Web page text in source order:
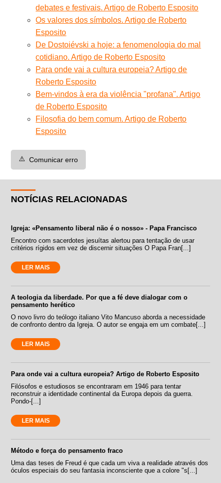
debates e festivais. Artigo de Roberto Esposito
Os valores dos símbolos. Artigo de Roberto
Esposito
De Dostoiévski a hoje: a fenomenologia do mal
cotidiano. Artigo de Roberto Esposito
Para onde vai a cultura europeia? Artigo de
Roberto Esposito
Bem-vindos à era da violência "profana". Artigo
de Roberto Esposito
Filosofia do bem comum. Artigo de Roberto
Esposito
⚠️ Comunicar erro
NOTÍCIAS RELACIONADAS
Igreja: «Pensamento liberal não é o nosso» - Papa Francisco
Encontro com sacerdotes jesuítas alertou para tentação de usar
critérios rígidos em vez de discernir situações O Papa Fran[...]
LER MAIS
A teologia da liberdade. Por que a fé deve dialogar com o
pensamento herético
O novo livro do teólogo italiano Vito Mancuso aborda a necessidade
de confronto dentro da Igreja. O autor se engaja em um combate[...]
LER MAIS
Para onde vai a cultura europeia? Artigo de Roberto Esposito
Filósofos e estudiosos se encontraram em 1946 para tentar
reconstruir a identidade continental da Europa depois da guerra.
Pondo-[...]
LER MAIS
Método e força do pensamento fraco
Uma das teses de Freud é que cada um viva a realidade através dos
óculos especiais do seu fantasia inconsciente que a colore "s[...]